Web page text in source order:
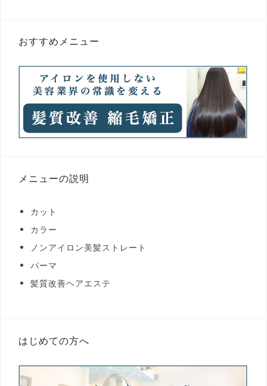
おすすめメニュー
メニューの説明
カット
カラー
ノンアイロン美髪ストレート
パーマ
髪質改善ヘアエステ
はじめての方へ